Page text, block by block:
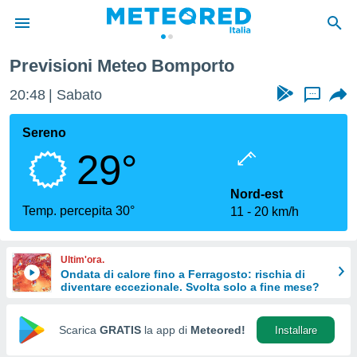
di
per
le
di
Web
Previsioni Meteo Bomporto
20:48 Sabato ...
Sereno
29°
Temp. percepita 30°
Nord-est
11
20 km/h
Ultim'ora.
Ondata di calore fino a Ferragosto: rischia di
diventare eccezionale. Svolta solo a fine mese?
Scarica GRATIS la app di Meteored! Installare